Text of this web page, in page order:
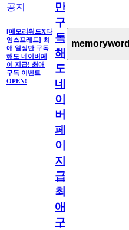
공지
[메모리워드X타
임스프레드] 최
애 일정만 구독
해도 네이버페
이 지급! 최애
구독 이벤트
OPEN!
만
구
독
해
도
네
이
버
페
이
지
급!
최
애
구
memoryword